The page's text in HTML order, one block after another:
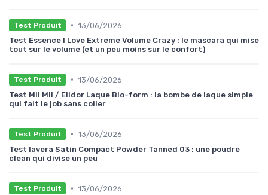
Test Produit • 13/06/2026
Test Essence I Love Extreme Volume Crazy : le mascara qui mise
tout sur le volume (et un peu moins sur le confort)
Test Produit • 13/06/2026
Test Mil Mil / Elidor Laque Bio-form : la bombe de laque simple
qui fait le job sans coller
Test Produit • 13/06/2026
Test lavera Satin Compact Powder Tanned 03 : une poudre
clean qui divise un peu
Test Produit • 13/06/2026